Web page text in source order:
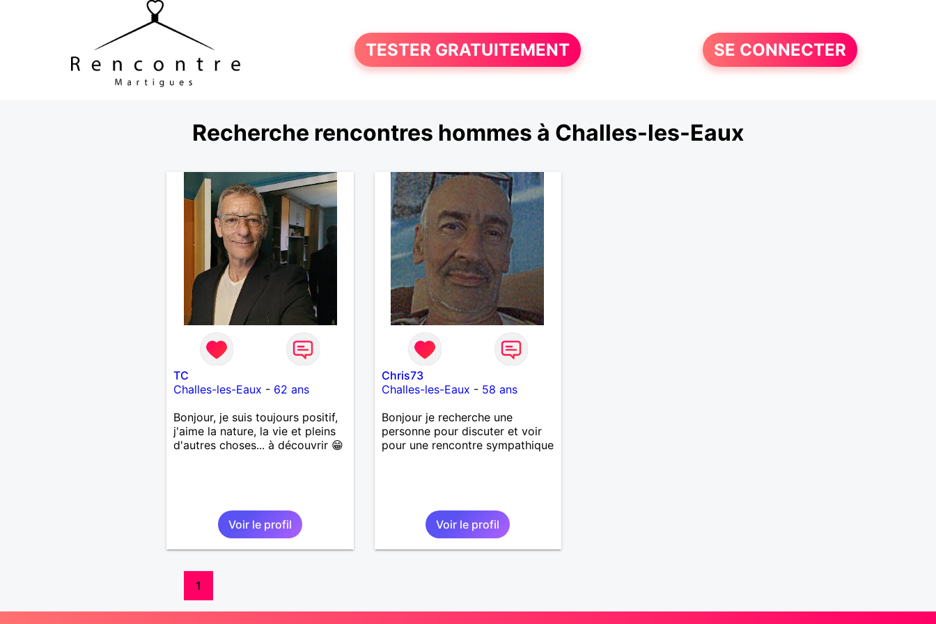
TESTER GRATUITEMENT SE CONNECTER
Recherche rencontres hommes à Challes-les-Eaux
TC
Challes-les-Eaux - 62 ans
Bonjour, je suis toujours positif,
j'aime la nature, la vie et pleins
d'autres choses... à découvrir 😁
Voir le profil
Chris73
Challes-les-Eaux - 58 ans
Bonjour je recherche une
personne pour discuter et voir
pour une rencontre sympathique
Voir le profil
1